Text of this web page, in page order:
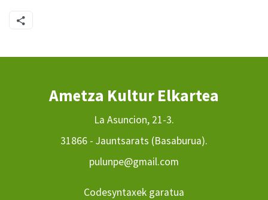
Ametza Kultur Elkartea
La Asuncion, 21-3.
31866 - Jauntsarats (Basaburua).
pulunpe@gmail.com
Codesyntaxek garatua